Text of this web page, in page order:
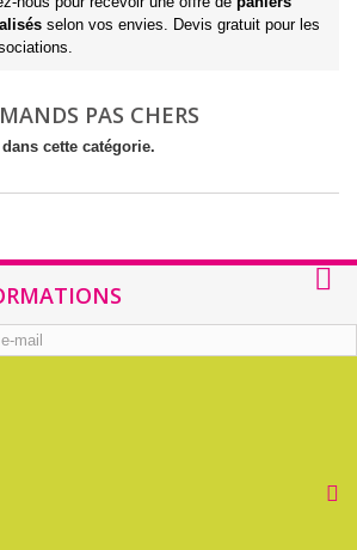
selon vos envies. Devis gratuit pour les
PAS CHERS
cette catégorie.